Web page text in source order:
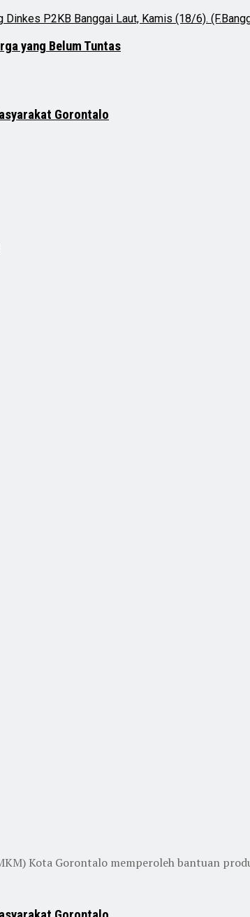
yang Belum Tuntas
Gorontalo
Kota Gorontalo memperoleh bantuan